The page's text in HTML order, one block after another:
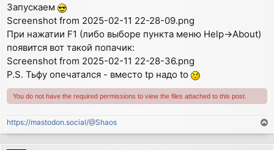
private:
  DECLARE_EVENT_TABLE()
};
DECLARE_APP(MyApp)
IMPLEMENT_APP(MyApp)
bool MyApp::OnInit()
MyFrame *frame = new MyFrame(wxT("Minimal wxWidets
  frame->Show(true);
Запускаем
Screenshot from 2025-02-11 22-28-09.png
При нажатии F1 (либо выборе пункта меню Help->About)
появится вот такой попачик:
Screenshot from 2025-02-11 22-28-36.png
P.S. Тьфу опечатался - вместо tp надо to
You do not have the required permissions to view the files attached to this post.
https://mastodon.social/@Shaos
o
p